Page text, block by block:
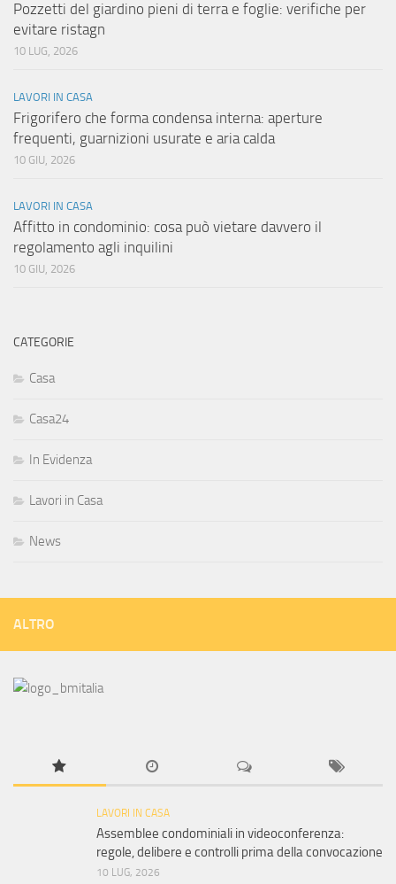
Pozzetti del giardino pieni di terra e foglie: verifiche per
evitare ristagn
10 LUG, 2026
LAVORI IN CASA
Frigorifero che forma condensa interna: aperture
frequenti, guarnizioni usurate e aria calda
10 GIU, 2026
LAVORI IN CASA
Affitto in condominio: cosa può vietare davvero il
regolamento agli inquilini
10 GIU, 2026
CATEGORIE
Casa
Casa24
In Evidenza
Lavori in Casa
News
ALTRO
LAVORI IN CASA
Assemblee condominiali in videoconferenza:
regole, delibere e controlli prima della convocazione
10 LUG, 2026